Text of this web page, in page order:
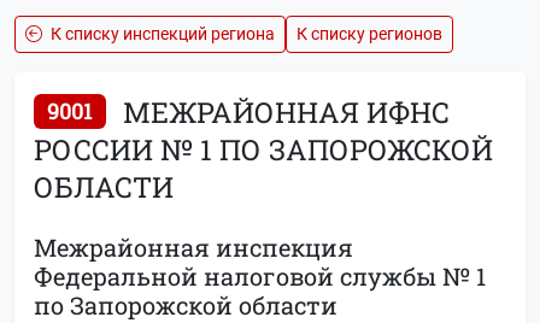
расчёте налога
на прибыль
К списку инспекций региона К списку регионов
9001
МЕЖРАЙОННАЯ ИФНС
РОССИИ № 1 ПО ЗАПОРОЖСКОЙ
ОБЛАСТИ
Межрайонная инспекция
Федеральной налоговой службы № 1
по Запорожской области